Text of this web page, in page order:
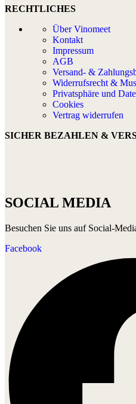
RECHTLICHES
Über Vinomeet
Kontakt
Impressum
AGB
Versand- &
Widerrufsrecht &
Privatsphäre und
Cookies
Vertrag widerrufen
SICHER BEZAHLEN &
SOCIAL MEDIA
Besuchen Sie uns auf Social-
Facebook